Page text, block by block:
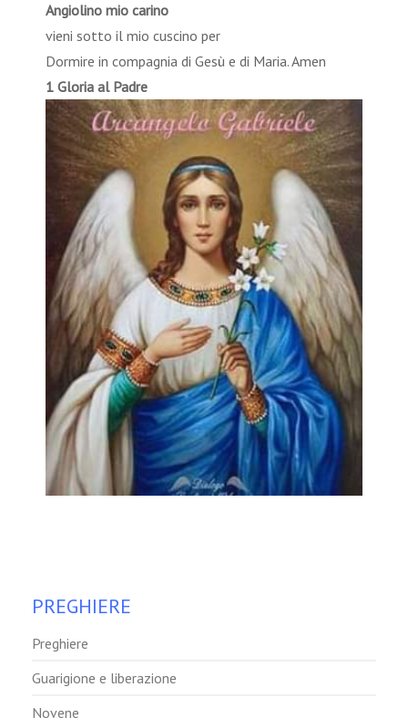
Angiolino mio carino
vieni sotto il mio cuscino per
Dormire in compagnia di Gesù e di Maria. Amen
1 Gloria al Padre
PREGHIERE
Preghiere
Guarigione e liberazione
Novene